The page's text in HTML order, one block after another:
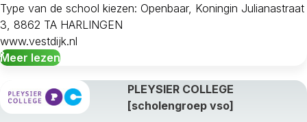
Type van de school kiezen: Openbaar, Koningin Julianastraat
3, 8862 TA HARLINGEN
www.vestdijk.nl
Meer lezen
PLEYSIER COLLEGE
[scholengroep vso]